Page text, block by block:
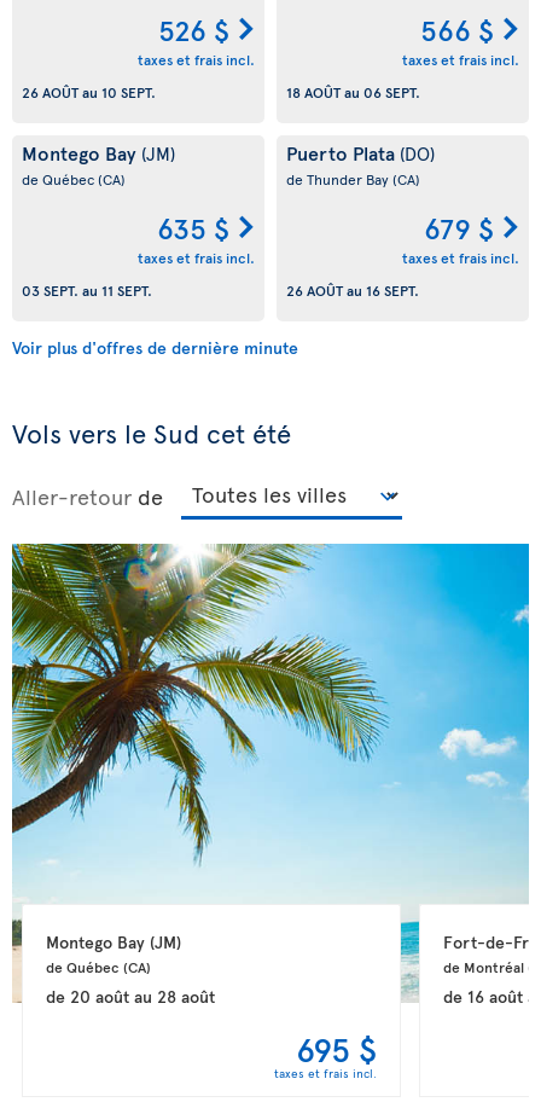
526 $
taxes et frais incl.
26 AOÛTau 10 SEPT.
566 $
taxes et frais incl.
18 AOÛTau 06 SEPT.
Montego Bay (JM)
de Québec(CA)
635 $
taxes et frais incl.
03 SEPT. au 11 SEPT.
Puerto Plata (DO)
de Thunder Bay(CA)
679 $
taxes et frais incl.
26 AOÛTau 16 SEPT.
Voir plus d'offres de dernière minute
Vols vers le Sud cet été
Aller-retour de
Montego Bay (JM)
de Québec (CA)
de 20 aoûtau 28 août
695 $
taxes et frais incl.
Fort-de-
de Montréal
de 16 août